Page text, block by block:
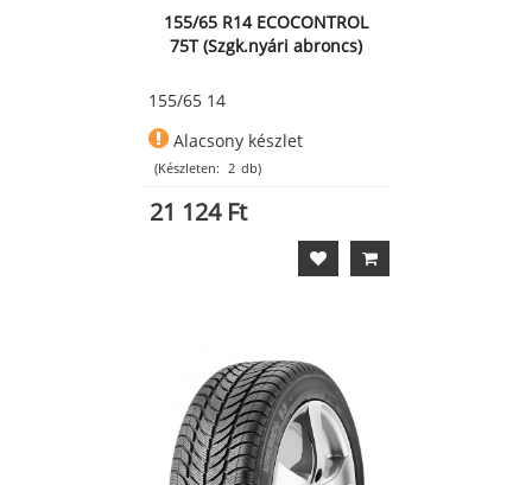
155/65 R14 ECOCONTROL
75T (Szgk.nyári abroncs)
155/65 14
Alacsony készlet
(Készleten: 2 db)
21 124 Ft